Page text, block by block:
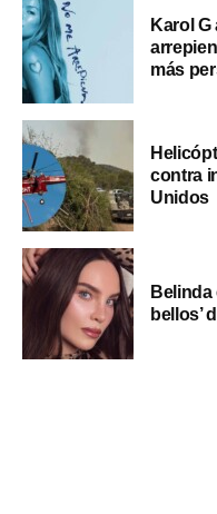
Karol G
más
contra
Unidos
Belinda
bellos’